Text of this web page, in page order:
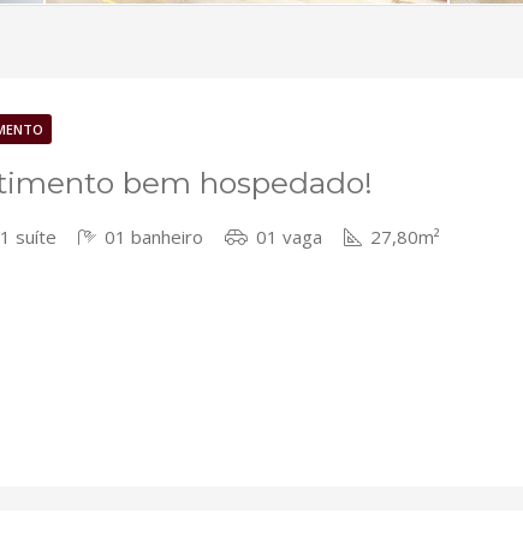
bem hospedado!
suíte 01 banheiro 01 vaga 27,80m²